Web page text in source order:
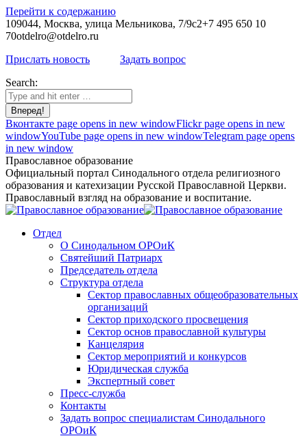
Перейти к содержанию
109044, Москва, улица Мельникова, 7/9с2+7 495 650 10
70otdelro@otdelro.ru
Прислать новость
Задать вопрос
Search:
Вконтакте page opens in new windowFlickr page opens in new
windowYouTube page opens in new windowTelegram page opens
in new window
Православное образование
Официальный портал Синодального отдела религиозного
образования и катехизации Русской Православной Церкви.
Православный взгляд на образование и воспитание.
Отдел
О Синодальном ОРОиК
Святейший Патриарх
Председатель отдела
Структура отдела
Сектор православных общеобразовательных
организаций
Сектор приходского просвещения
Сектор основ православной культуры
Канцелярия
Сектор мероприятий и конкурсов
Юридическая служба
Экспертный совет
Пресс-служба
Контакты
Задать вопрос специалистам Синодального
ОРОиК